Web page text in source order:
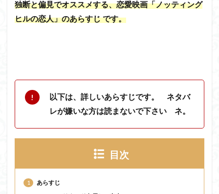
独断と偏見でオススメする、恋愛映画「ノッティング
ヒルの恋人」のあらすじ です。
以下は、詳しいあらすじです。 ネタバ
レが嫌いな方は読まないで下さい ネ。
目次
1
あらすじ